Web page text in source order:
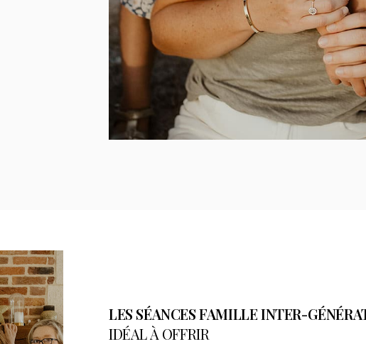
LES SÉANCES FAMILLE INTER-
IDÉAL À OFFRIR